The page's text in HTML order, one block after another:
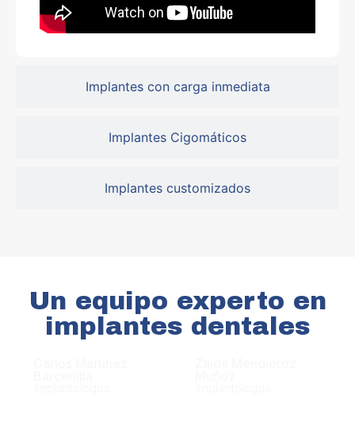
Implantes con carga inmediata
Implantes Cigomáticos
Implantes customizados
Un equipo experto en
implantes dentales